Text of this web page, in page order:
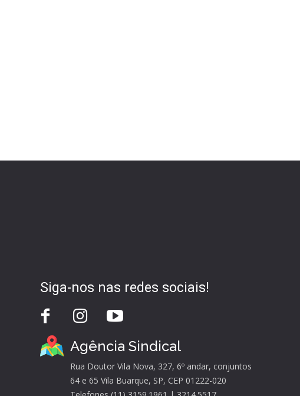
Siga-nos nas redes sociais!
Agência Sindical
Rua Doutor Vila Nova, 327, 6º andar, conjuntos
64 e 65 Vila Buarque, SP, CEP 01222-020